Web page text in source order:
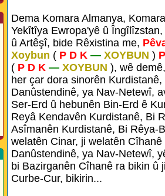
Dema Komara Almanya,
Yekîtîya Ewropa'yê û
û Artêşî, bide Rêxistina me,
Xoybun ( P D K — XOYBUN )
( P D K — XOYBUN ), wê
her çar dora sinorên
Danûstendinê, ya Nav-Netewî,
Ser-Erd û hebunên Bin-Erd ê
Reyâ Kendavên Kurdistanê, Bi
Asîmanên Kurdistanê, Bi Rêya-
welatên Cinar, ji welatên
Danûstendinê, ya Nav-Netewî,
bi Bazirganên Cîhanê ra bikin û
Curbe-Cur, bikirin...